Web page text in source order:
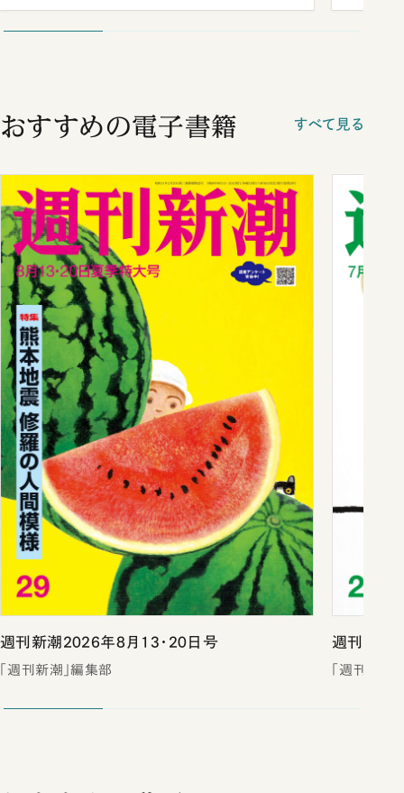
おすすめの電子書籍 すべて見る
週刊新潮2026年8月13・20日号
「週刊新潮」編集部
週刊新潮
「週刊新潮